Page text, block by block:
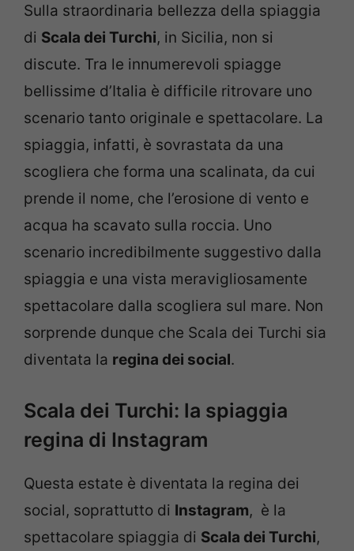
Sulla straordinaria bellezza della spiaggia
di Scala dei Turchi, in Sicilia, non si
discute. Tra le innumerevoli spiagge
bellissime d’Italia è difficile ritrovare uno
scenario tanto originale e spettacolare. La
spiaggia, infatti, è sovrastata da una
scogliera che forma una scalinata, da cui
prende il nome, che l’erosione di vento e
acqua ha scavato sulla roccia. Uno
scenario incredibilmente suggestivo dalla
spiaggia e una vista meravigliosamente
spettacolare dalla scogliera sul mare. Non
sorprende dunque che Scala dei Turchi sia
diventata la regina dei social.
Scala dei Turchi: la spiaggia
regina di Instagram
Questa estate è diventata la regina dei
social, soprattutto di Instagram, è la
spettacolare spiaggia di Scala dei Turchi,